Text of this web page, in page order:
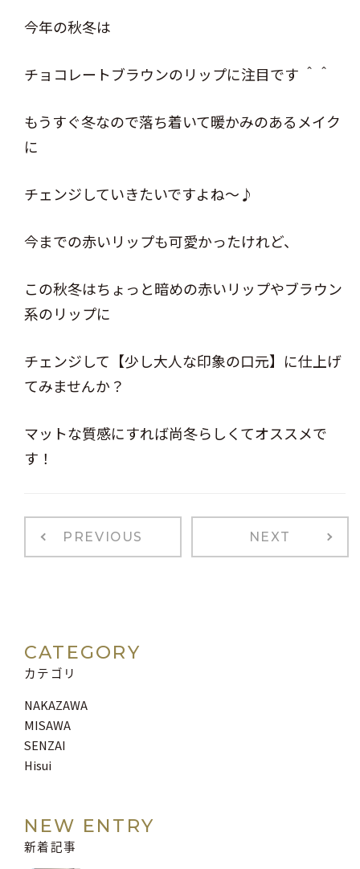
今年の秋冬は
チョコレートブラウンのリップに注目です ＾＾
もうすぐ冬なので落ち着いて暖かみのあるメイク
に
チェンジしていきたいですよね～♪
今までの赤いリップも可愛かったけれど、
この秋冬はちょっと暗めの赤いリップやブラウン
系のリップに
チェンジして【少し大人な印象の口元】に仕上げ
てみませんか？
マットな質感にすれば尚冬らしくてオススメで
す！
PREVIOUS NEXT
CATEGORY
カテゴリ
NAKAZAWA
MISAWA
SENZAI
Hisui
NEW ENTRY
新着記事